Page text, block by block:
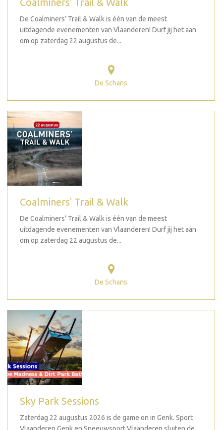
De Coalminers’ Trail & Walk is één van de meest
uitdagende evenementen van Vlaanderen! Durf jij het aan
om op zaterdag 22 augustus de...
De Schans
Coalminers' Trail & Walk
De Coalminers’ Trail & Walk is één van de meest
uitdagende evenementen van Vlaanderen! Durf jij het aan
om op zaterdag 22 augustus de...
De Schans
Sky Park Sessions
Zaterdag 22 augustus 2026 is de game on in Genk. Sport